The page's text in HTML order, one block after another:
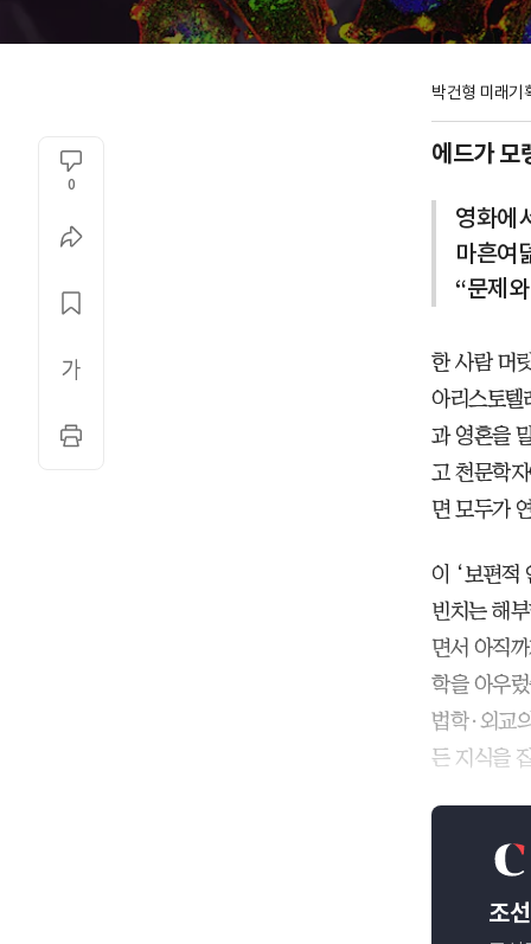
박건형 미래기
0
에드가
영화에
마흔여
“문제
한 사람 머
아리스토텔
과 영혼을
고 천문학
면 모두가
이 ‘보편적
빈치는 해
면서 아직
학을 아우
법학·외교
든 지식을
조